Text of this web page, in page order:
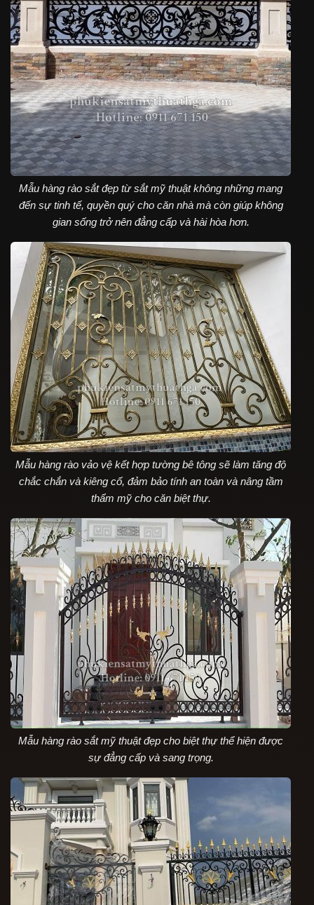
Mẫu hàng rào sắt đẹp từ sắt mỹ thuật không những mang
đến sự tinh tế, quyền quý cho căn nhà mà còn giúp không
gian sống trở nên đẳng cấp và hài hòa hơn.
Mẫu hàng rào vảo vệ kết hợp tường bê tông sẽ làm tăng độ
chắc chắn và kiêng cố, đảm bảo tính an toàn và nâng tầm
thẩm mỹ cho căn biệt thự.
Mẫu hàng rào sắt mỹ thuật đẹp cho biệt thự thể hiện được
sự đẳng cấp và sang trọng.